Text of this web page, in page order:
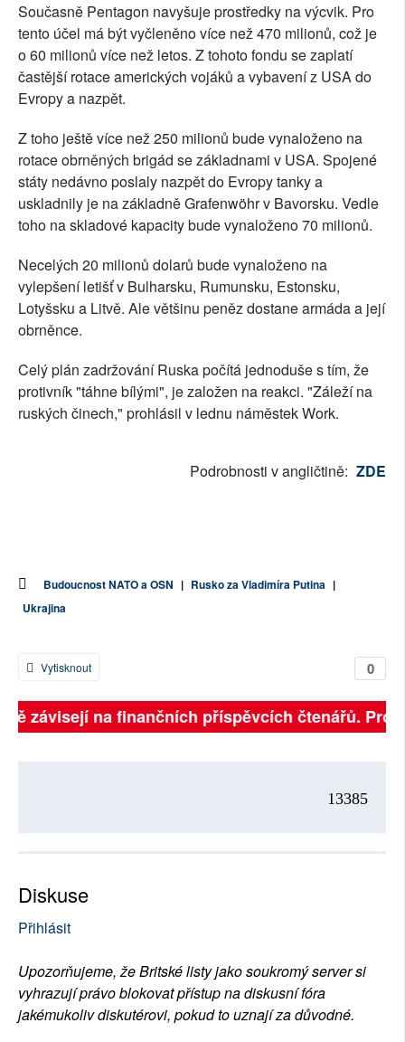
Současně Pentagon navyšuje prostředky na výcvik. Pro
tento účel má být vyčleněno více než 470 milionů, což je
o 60 milionů více než letos. Z tohoto fondu se zaplatí
častější rotace amerických vojáků a vybavení z USA do
Evropy a nazpět.
Z toho ještě více než 250 milionů bude vynaloženo na
rotace obrněných brigád se základnami v USA. Spojené
státy nedávno poslaly nazpět do Evropy tanky a
uskladnily je na základně Grafenwöhr v Bavorsku. Vedle
toho na skladové kapacity bude vynaloženo 70 milionů.
Necelých 20 milionů dolarů bude vynaloženo na
vylepšení letišť v Bulharsku, Rumunsku, Estonsku,
Lotyšsku a Litvě. Ale většinu peněz dostane armáda a její
obrněnce.
Celý plán zadržování Ruska počítá jednoduše s tím, že
protivník "táhne bílými", je založen na reakci. "Záleží na
ruských činech," prohlásil v lednu náměstek Work.
Podrobnosti v angličtině: ZDE
Budoucnost NATO a OSN | Rusko za Vladimíra Putina |
Ukrajina
0
Vytisknout
závisejí na finančních příspěvcích čtenářů.
13385
Diskuse
Přihlásit
Upozorňujeme, že Britské listy jako soukromý server si
vyhrazují právo blokovat přístup na diskusní fóra
jakémukoliv diskutérovi, pokud to uznají za důvodné.